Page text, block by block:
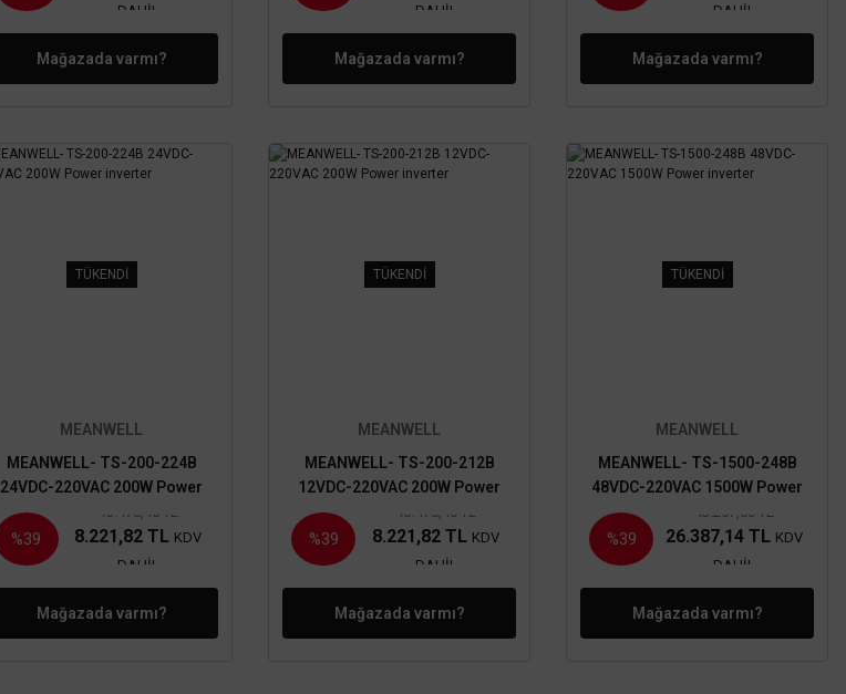
DAHİL
Mağazada varmı?
DAHİL
Mağazada varmı?
DAHİL
Mağazada varmı?
TÜKENDİ
MEANWELL
MEANWELL- TS-200-224B
24VDC-220VAC 200W Power
inverter
%39
13.478,40 TL
8.221,82 TL KDV
DAHİL
Mağazada varmı?
TÜKENDİ
MEANWELL
MEANWELL- TS-200-212B
12VDC-220VAC 200W Power
inverter
%39
13.478,40 TL
8.221,82 TL KDV
DAHİL
Mağazada varmı?
TÜKENDİ
MEANWELL
MEANWELL- TS-1500-248B
48VDC-220VAC 1500W Power
inverter
%39
43.257,60 TL
26.387,14 TL KDV
DAHİL
Mağazada varmı?